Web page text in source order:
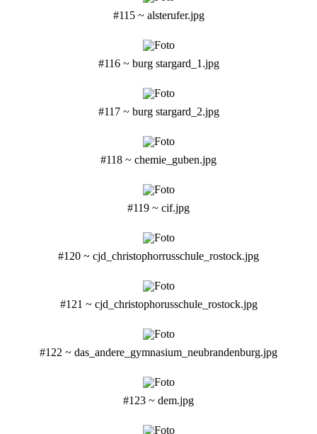
#115 ~ alsterufer.jpg
#116 ~ burg stargard_1.jpg
#117 ~ burg stargard_2.jpg
#118 ~ chemie_guben.jpg
#119 ~ cif.jpg
#120 ~ cjd_christophorrusschule_rostock.jpg
#121 ~ cjd_christophorusschule_rostock.jpg
#122 ~ das_andere_gymnasium_neubrandenburg.jpg
#123 ~ dem.jpg